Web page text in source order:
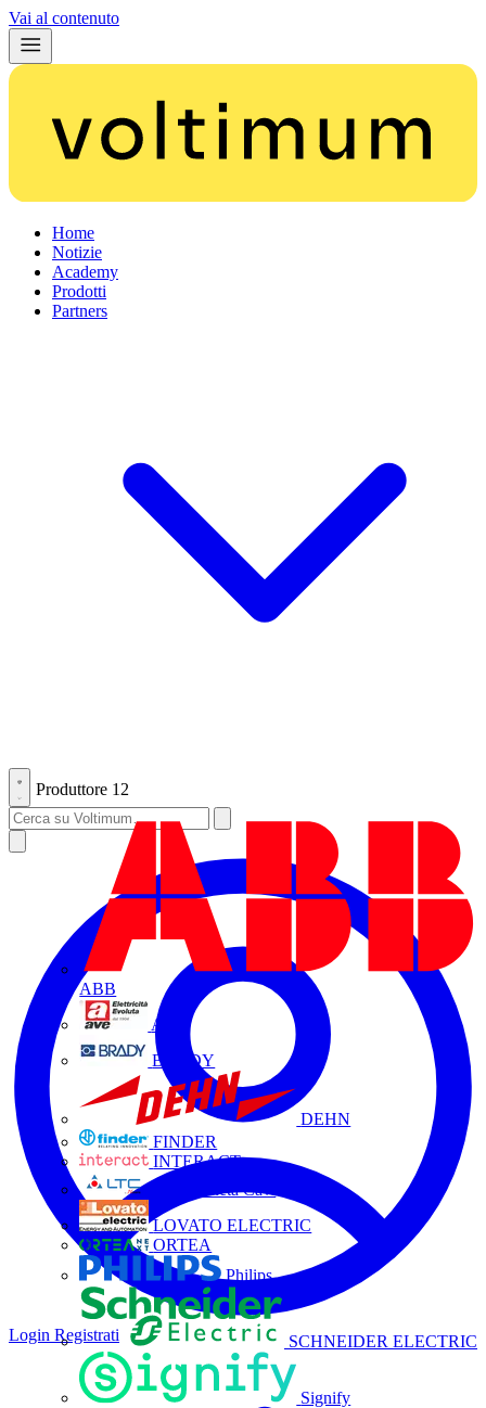
Vai al contenuto
Home
Notizie
Academy
Prodotti
Partners
Produttore 12
ABB
AVE
BRADY
DEHN
FINDER
INTERACT
La Triveneta Cavi
LOVATO ELECTRIC
ORTEA
Philips
SCHNEIDER ELECTRIC
Signify
Login Registrati